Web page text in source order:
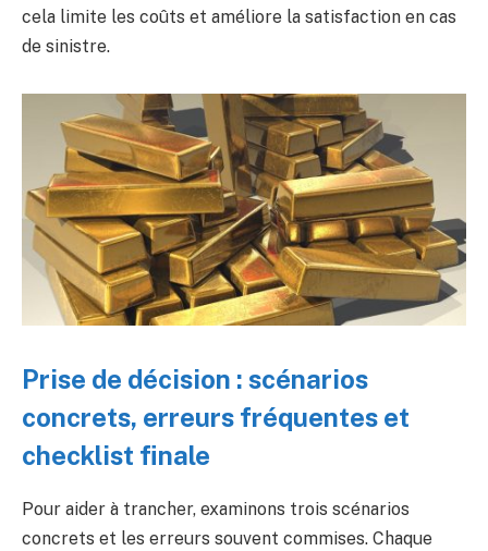
cela limite les coûts et améliore la satisfaction en cas
de sinistre.
Prise de décision : scénarios
concrets, erreurs fréquentes et
checklist finale
Pour aider à trancher, examinons trois scénarios
concrets et les erreurs souvent commises. Chaque